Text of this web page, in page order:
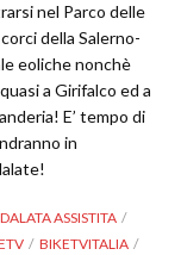
nel Parco delle
della Salerno-
eoliche nonchè
a Girifalco ed a
E’ tempo di
in
ASSISTITA
BIKETVITALIA